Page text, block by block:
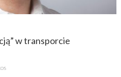
w transporcie